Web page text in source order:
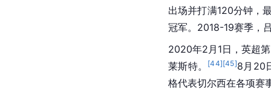
出场并打满120分钟，
冠军。2018-19赛季，
2020年2月1日，英超
莱斯特。
[44][45]8月20
格代表切尔西在各项赛